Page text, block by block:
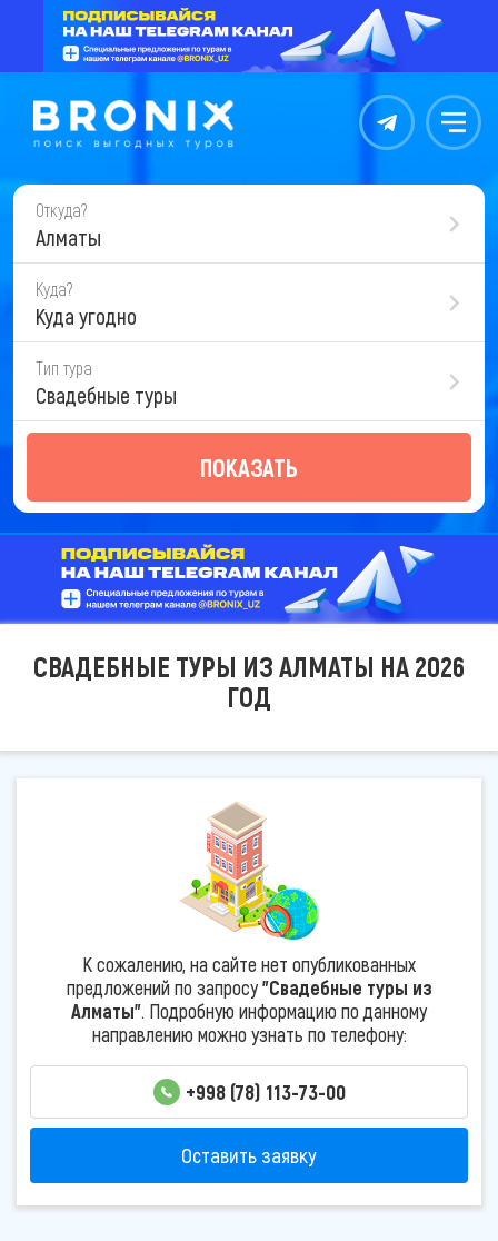
Контакты Меню
Откуда?
Алматы
Куда?
Куда угодно
Тип тура
Свадебные туры
ПОКАЗАТЬ
СВАДЕБНЫЕ ТУРЫ ИЗ АЛМАТЫ НА 2026
ГОД
К сожалению, на сайте нет опубликованных
предложений по запросу"Свадебные туры из
Алматы". Подробную информацию по данному
направлению можно узнать по телефону:
+998 (78) 113-73-00
Оставить заявку